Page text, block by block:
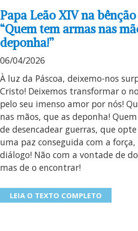
Papa Leão XIV na
“Quem tem armas nas
deponha!”
06/04/2026
À luz da Páscoa, deixemo-nos
Cristo! Deixemos transformar o
pelo seu imenso amor por nós!
nas mãos, que as deponha!
de desencadear guerras, que
uma paz conseguida com a
diálogo! Não com a vontade de
mas de o encontrar!
LEIA O TEXTO COMPLETO